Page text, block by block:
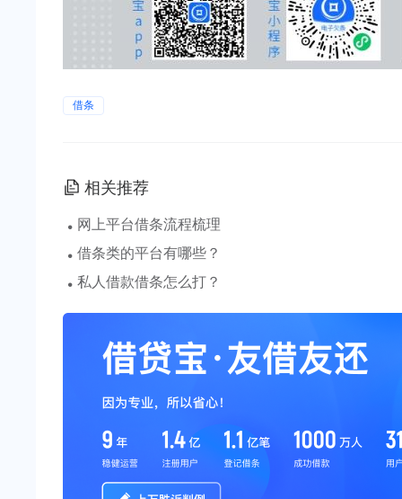
借条
相关推荐
· 网上平台借条流程梳理
· 借条类的平台有哪些？
· 私人借款借条怎么打？